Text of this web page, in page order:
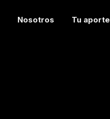
Nosotros Tu aporte